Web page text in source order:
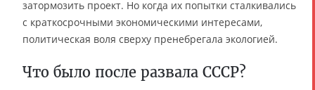
затормозить проект. Но когда их попытки сталкивались
с краткосрочными экономическими интересами,
политическая воля сверху пренебрегала экологией.
Что было после развала СССР?